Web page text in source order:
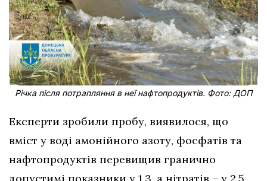
Річка після потрапляння в неї нафтопродуктів. Фото: ДОП
Експерти зробили пробу, виявилося, що
вміст у воді амонійного азоту, фосфатів та
нафтопродуктів перевищив гранично